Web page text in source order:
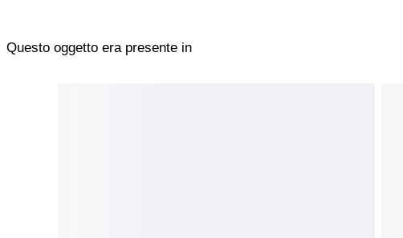
Questo oggetto era presente in